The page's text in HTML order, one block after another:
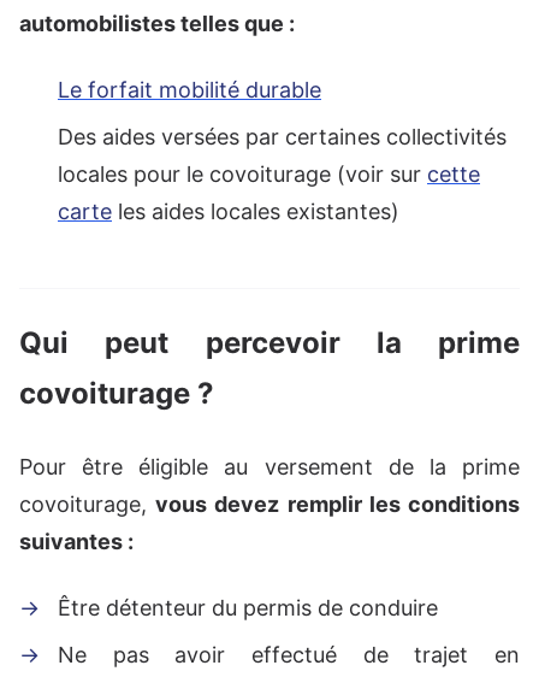
automobilistes telles que :
Le forfait mobilité durable
Des aides versées par certaines collectivités
locales pour le covoiturage (voir sur cette
carte les aides locales existantes)
Qui peut percevoir la prime
covoiturage ?
Pour être éligible au versement de la prime
covoiturage,vous devez remplir les conditions
suivantes :
Être détenteur du permis de conduire
Ne pas avoir effectué de trajet en